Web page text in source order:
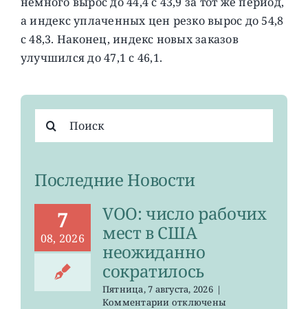
а индекс уплаченных цен резко вырос до 54,8
с 48,3. Наконец, индекс новых заказов
улучшился до 47,1 с 46,1.
поиска:
Последние Новости
7
08, 2026
VOO: число рабочих
мест в США
неожиданно
сократилось
Пятница, 7 августа, 2026 |
Комментариикотключены